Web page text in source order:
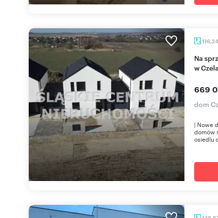
Na sprzedaż nowoczesny dom 116 m² z ogrodem
w
669
dom
| Nowe
domów
osiedlu